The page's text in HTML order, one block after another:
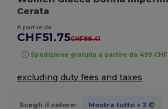
Cerata
A partire da
CHF51.75CHF88.41
Spedizione gratuita a partire da 499
excluding duty fees and taxes
Scegli il colore: Mostra tutto + 2